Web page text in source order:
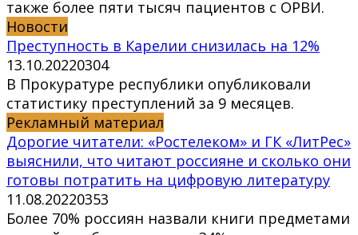
также более пяти тысяч пациентов с ОРВИ.
Новости
Преступность в Карелии снизилась на 12%
13.10.20220304
В Прокуратуре республики опубликовали
статистику преступлений за 9 месяцев.
Рекламный материал
Дорогие читатели: «Ростелеком» и ГК «ЛитРес»
выяснили, что читают россияне и сколько они
готовы потратить на цифровую литературу
11.08.20220353
Более 70% россиян назвали книги предметами